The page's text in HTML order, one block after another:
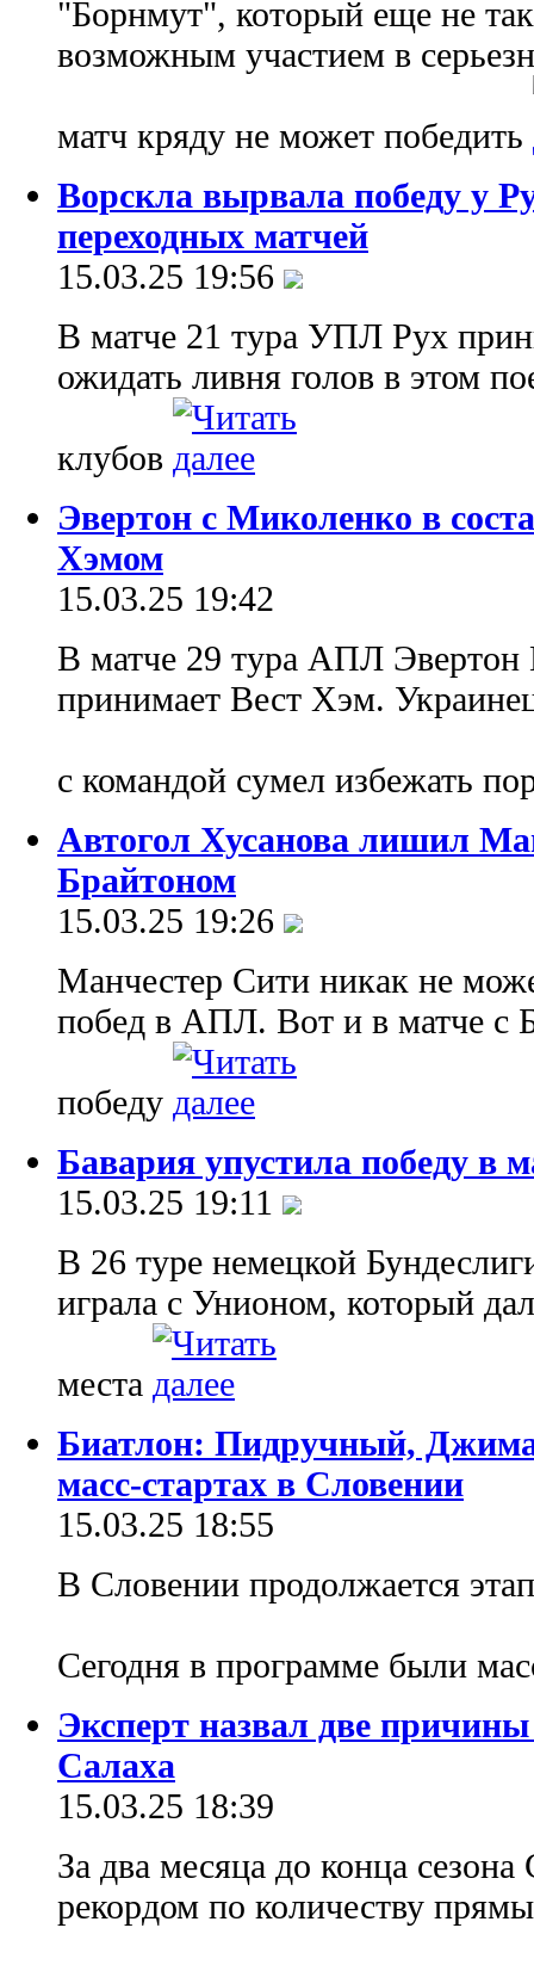
"Борнмут", который еще не
возможным участием в
матч кряду не может победить
Ворскла вырвала победу у
переходных матчей
15.03.25 19:56
В матче 21 тура УПЛ Рух
ожидать ливня голов в этом
клубов
Эвертон с Миколенко в
Хэмом
15.03.25 19:42
В матче 29 тура АПЛ Эвертон
принимает Вест Хэм.
с командой сумел избежать
Автогол Хусанова лишил
Брайтоном
15.03.25 19:26
Манчестер Сити никак не
побед в АПЛ. Вот и в матче с
победу
Бавария упустила победу в
15.03.25 19:11
В 26 туре немецкой
играла с Унионом, который
места
Биатлон: Пидручный,
масс-стартах в Словении
15.03.25 18:55
В Словении продолжается
Сегодня в программе были
Эксперт назвал две
Салаха
15.03.25 18:39
За два месяца до конца
рекордом по количеству